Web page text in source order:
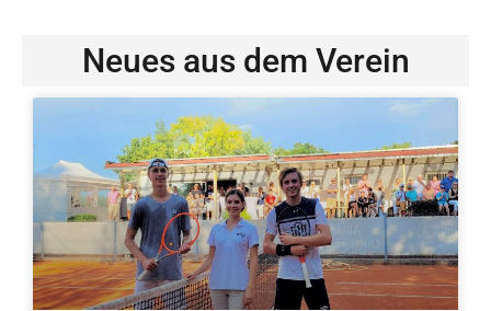
Neues aus dem Verein